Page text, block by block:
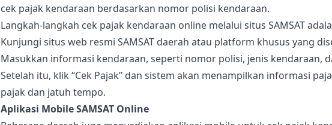
cek pajak kendaraan berdasarkan nomor polisi kendaraan.
Langkah-langkah cek pajak kendaraan online melalui situs SAMSAT
Kunjungi situs web resmi SAMSAT daerah atau platform khusus yang
Masukkan informasi kendaraan, seperti nomor polisi, jenis kendaraan,
Setelah itu, klik “Cek Pajak” dan sistem akan menampilkan informasi
pajak dan jatuh tempo.
Aplikasi Mobile SAMSAT Online